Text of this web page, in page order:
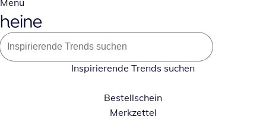
Menü
Inspirierende Trends suchen
Bestellschein
Merkzettel